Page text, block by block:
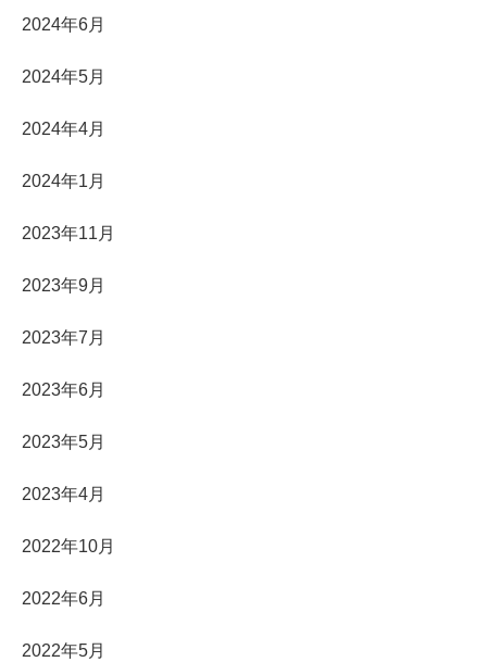
2024年6月
2024年5月
2024年4月
2024年1月
2023年11月
2023年9月
2023年7月
2023年6月
2023年5月
2023年4月
2022年10月
2022年6月
2022年5月